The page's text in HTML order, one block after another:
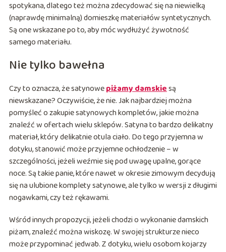
spotykana, dlatego też można zdecydować się na niewielką
(naprawdę minimalną) domieszkę materiałów syntetycznych.
Są one wskazane po to, aby móc wydłużyć żywotność
samego materiału.
Nie tylko bawełna
Czy to oznacza, że satynowepiżamy damskiesą
niewskazane? Oczywiście, że nie. Jak najbardziej można
pomyśleć o zakupie satynowych kompletów, jakie można
znaleźć w ofertach wielu sklepów. Satyna to bardzo delikatny
materiał, który delikatnie otula ciało. Do tego przyjemna w
dotyku, stanowić może przyjemne ochłodzenie – w
szczególności, jeżeli weźmie się pod uwagę upalne, gorące
noce. Są takie panie, które nawet w okresie zimowym decydują
się na ulubione komplety satynowe, ale tylko w wersji z długimi
nogawkami, czy też rękawami.
Wśród innych propozycji, jeżeli chodzi o wykonanie damskich
piżam, znaleźć można wiskozę. W swojej strukturze nieco
może przypominać jedwab. Z dotyku, wielu osobom kojarzy